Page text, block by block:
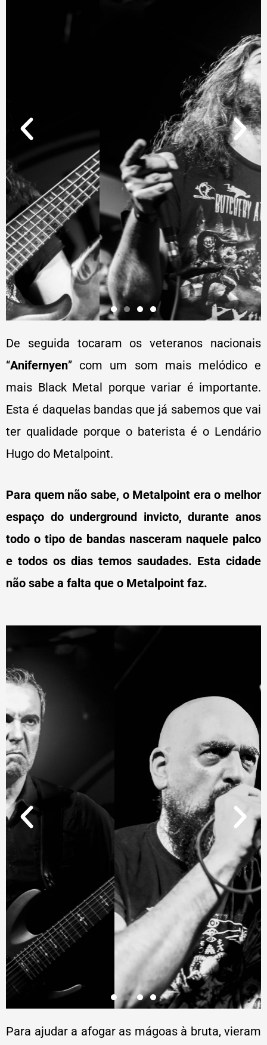
De seguida tocaram os veteranos nacionais
“Anifernyen” com um som mais melódico e
mais Black Metal porque variar é importante.
Esta é daquelas bandas que já sabemos que vai
ter qualidade porque o baterista é o Lendário
Hugo do Metalpoint.
Para quem não sabe, o Metalpoint era o melhor
espaço do underground invicto, durante anos
todo o tipo de bandas nasceram naquele palco
e todos os dias temos saudades. Esta cidade
não sabe a falta que o Metalpoint faz.
Para ajudar a afogar as mágoas à bruta, vieram